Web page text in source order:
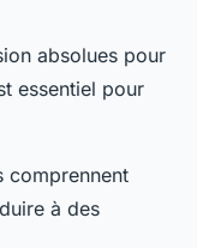
absolues pour
essentiel pour
comprennent
à des